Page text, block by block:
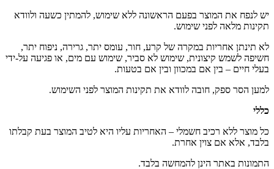
יש לנפח את המוצר בפעם הראשונה ללא שימוש, להמתין כשעה ולוודא
תקינות מלאה לפני שימוש.
לא תינתן אחריות במקרה של קרע, חור, עומס יתר, גרירה, ניפוח יתר,
חשיפה לשמש קיצונית, שימוש לא סביר, שימוש עם מים, או פגיעה על-ידי
בעלי חיים – בין אם במכוון ובין אם בטעות.
למען הסר ספק, חובה לוודא את תקינות המוצר לפני השימוש.
כללי
כל מוצר ללא רכיב חשמלי – האחריות עליו היא לטיב המוצר בעת קבלתו
בלבד, אלא אם צוין אחרת.
התמונות באתר הינן להמחשה בלבד.